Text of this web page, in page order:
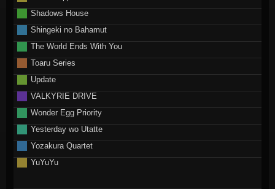
Shadows House
Shingeki no Bahamut
The World Ends With You
Toaru Series
Update
VALKYRIE DRIVE
Wonder Egg Priority
Yesterday wo Utatte
Yozakura Quartet
YuYuYu